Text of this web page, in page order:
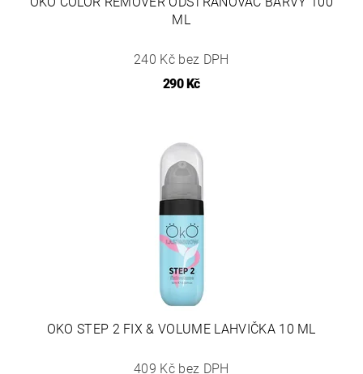
ML
240 Kč bez DPH
290 Kč
OKO STEP 2 FIX & VOLUME LAHVIČKA 10 ML
409 Kč bez DPH